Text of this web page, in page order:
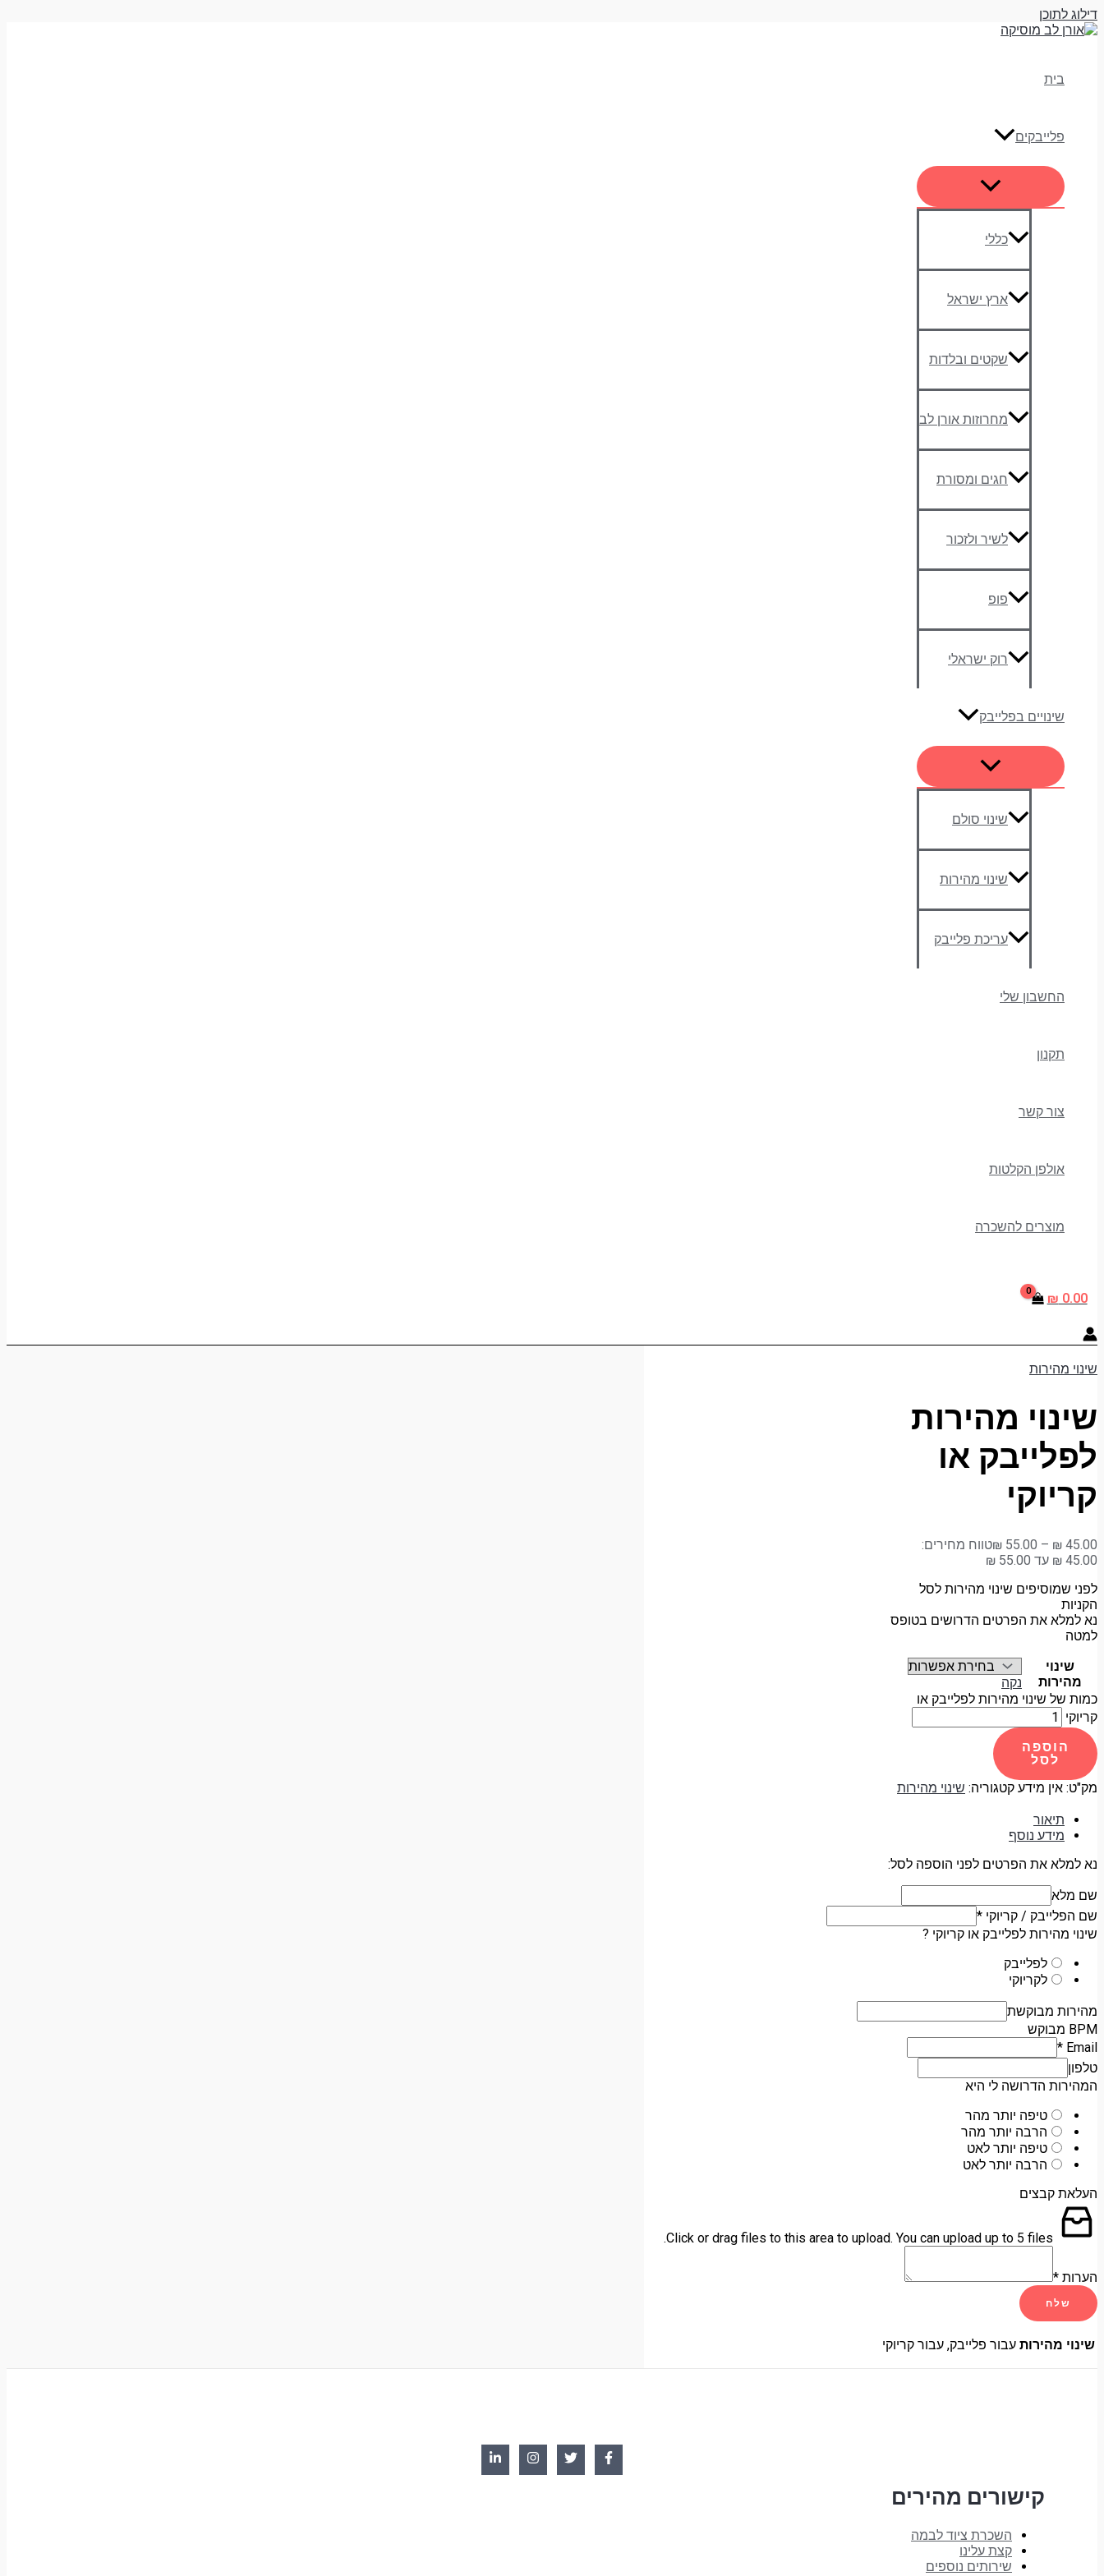
דילוג לתוכן
בית
פלייבקים
כללי
ארץ ישראל
שקטים ובלדות
מחרוזות אורן לב
חגים ומסורת
לשיר ולזכור
פופ
רוק ישראלי
שינויים בפלייבק
שינוי סולם
שינוי מהירות
עריכת פלייבק
החשבון שלי
תקנון
צור קשר
אולפן הקלטות
מוצרים להשכרה
₪ 0.00
שינוי מהירות
שינוי מהירות
לפלייבק או
קריוקי
₪ 45.00
–
₪ 55.00
טווח מחירים:
לפני שמוסיפים שינוי מהירות לסל
הקניות
נא למלא את הפרטים הדרושים בטופס
למטה
שינוי
מהירות
נקה
כמות של שינוי מהירות לפלייבק או
קריוקי
הוספה
לסל
מק"ט: אין מידע קטגוריה: שינוי מהירות
תיאור
מידע נוסף
נא למלא את הפרטים לפני הוספה לסל:
שם מלא
שם הפלייבק / קריוקי *
שינוי מהירות לפלייבק או קריוקי ?
לפלייבק
לקריוקי
מהירות מבוקשת
BPM מבוקש
Email
*
טלפון
המהירות הדרושה לי היא
טיפה יותר מהר
הרבה יותר מהר
טיפה יותר לאט
הרבה יותר לאט
העלאת קבצים
Click or drag files to this area to upload. You can upload up to 5 files.
הערות *
שלח
שינוי מהירות עבור פלייבק, עבור קריוקי
קישורים מהירים
השכרת ציוד לבמה
קצת עלינו
שירותים נוספים